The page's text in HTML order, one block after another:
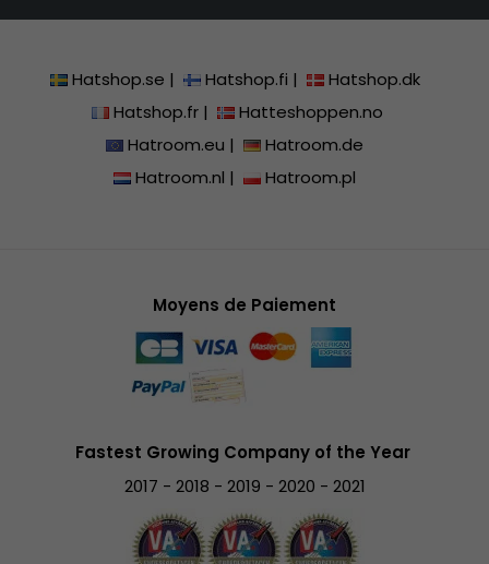
Hatshop.se | Hatshop.fi |
Hatshop.dk
Hatshop.fr|
Hatteshoppen.no
Hatroom.eu |
Hatroom.de
Hatroom.nl | Hatroom.pl
Moyens de Paiement
Fastest Growing Company of the Year
2017 - 2018 - 2019 - 2020 - 2021